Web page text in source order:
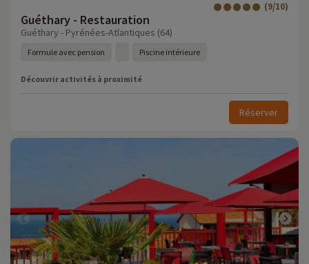
Guéthary - Restauration
(9/10)
Guéthary - Pyrénées-Atlantiques (64)
Formule avec pension Piscine intérieure
Découvrir activités à proximité
Réserver